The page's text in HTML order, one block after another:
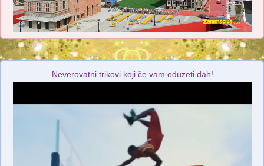
Neverovatni trikovi koji če vam oduzeti dah!